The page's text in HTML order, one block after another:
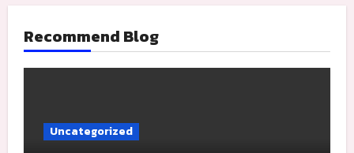
Recommend Blog
Uncategorized